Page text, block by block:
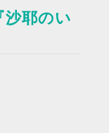
沙耶のい